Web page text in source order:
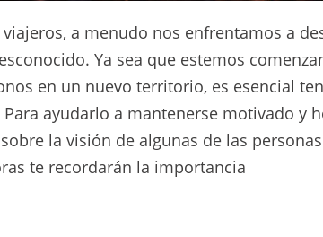
a menudo nos enfrentamos a
Ya sea que estemos
en un nuevo territorio, es esencial
ayudarlo a mantenerse motivado y
la visión de algunas de las
te recordarán la importancia